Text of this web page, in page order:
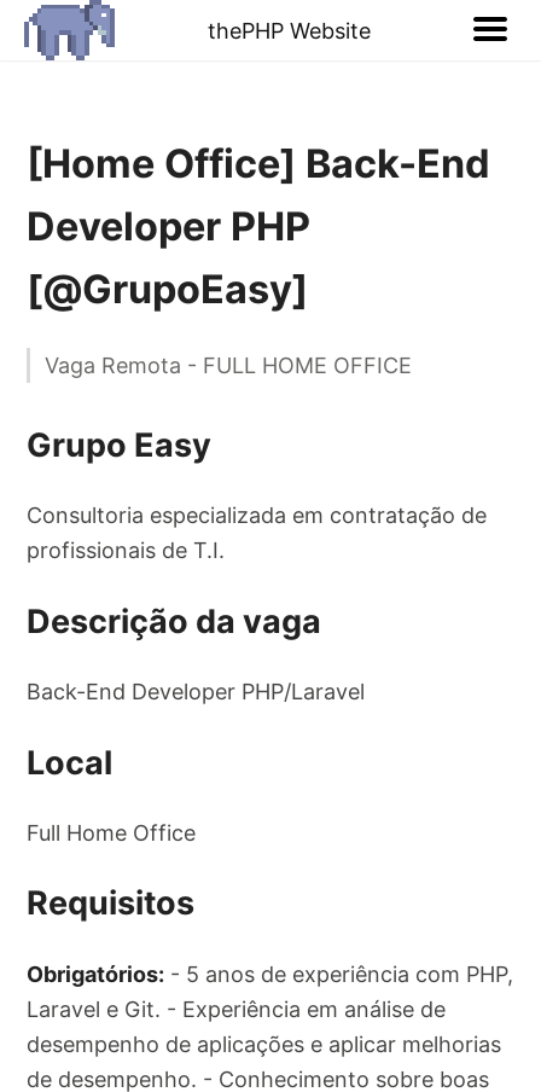
thePHP Website
[Home Office] Back-End
Developer PHP
[@GrupoEasy]
Vaga Remota - FULL HOME OFFICE
Grupo Easy
Consultoria especializada em contratação de
profissionais de T.I.
Descrição da vaga
Back-End Developer PHP/Laravel
Local
Full Home Office
Requisitos
Obrigatórios: - 5 anos de experiência com PHP,
Laravel e Git. - Experiência em análise de
desempenho de aplicações e aplicar melhorias
de desempenho. - Conhecimento sobre boas